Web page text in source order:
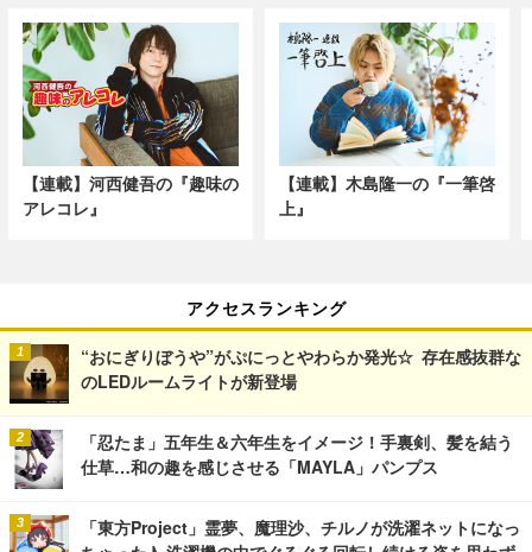
【連載】河西健吾の『趣味の
アレコレ』
【連載】木島隆一の『一筆啓
上』
アクセスランキング
“おにぎりぼうや”がぷにっとやわらか発光☆ 存在感抜群な
のLEDルームライトが新登場
「忍たま」五年生＆六年生をイメージ！手裏剣、髪を結う
仕草…和の趣を感じさせる「MAYLA」パンプス
「東方Project」霊夢、魔理沙、チルノが洗濯ネットになっ